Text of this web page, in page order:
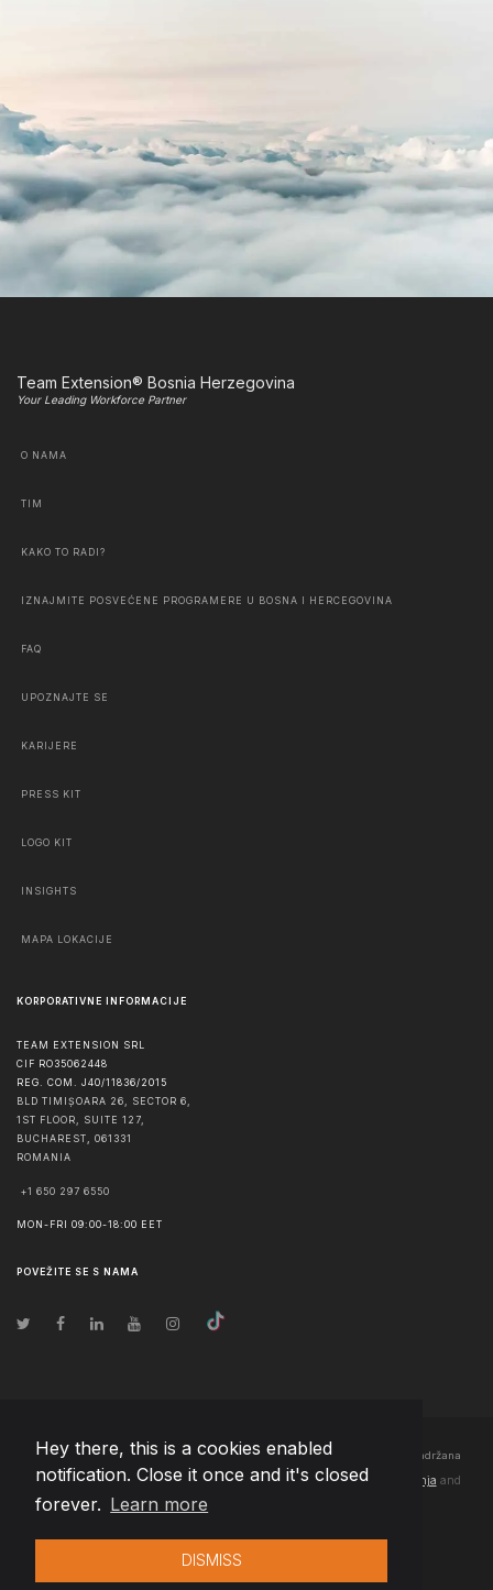
Hey there, this is a cookies enabled
notification. Close it once and it's closed
forever. Learn more
DISMISS
Team Extension® Bosnia Herzegovina
Your Leading Workforce Partner
O NAMA
TIM
KAKO TO RADI?
IZNAJMITE POSVEĆENE PROGRAMERE U BOSNA I HERCEGOVINA
FAQ
UPOZNAJTE SE
KARIJERE
PRESS KIT
LOGO KIT
INSIGHTS
MAPA LOKACIJE
KORPORATIVNE INFORMACIJE
TEAM EXTENSION SRL
CIF RO35062448
REG. COM. J40/11836/2015
BLD TIMIȘOARA 26, SECTOR 6,
1ST FLOOR, SUITE 127,
BUCHAREST
061331
ROMANIA
+1 650 297 6550
MON-FRI 09:00-18:00 EET
POVEŽITE SE S NAMA
© Autorska prava 2026 Team Extension Bosnia Herzegovina - Sva prava zadržana
Changelog● Korišćenjem ove stranice slažete se sa našimPravila korištenja and
Politika privatnosti